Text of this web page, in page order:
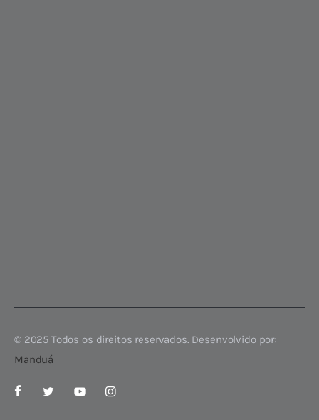
© 2025 Todos os direitos reservados. Desenvolvido por:
Manduá